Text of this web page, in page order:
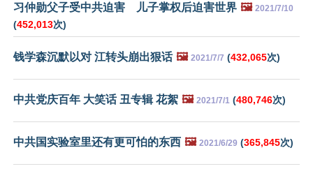
习仲勋父子受中共迫害 儿子掌权后迫害世界 🖼️ 2021/7/10
(452,013次)
钱学森沉默以对 江转头崩出狠话 🖼️ 2021/7/7 (432,065次)
中共党庆百年 大笑话 丑专辑 花絮 🖼️ 2021/7/1 (480,746次)
中共国实验室里还有更可怕的东西 🖼️ 2021/6/29 (365,845次)